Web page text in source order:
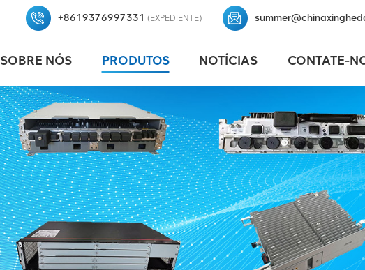
+8619376997331 (EXPEDIENTE)
SOBRE NÓS PRODUTOS NOTÍCIAS CONTATE-